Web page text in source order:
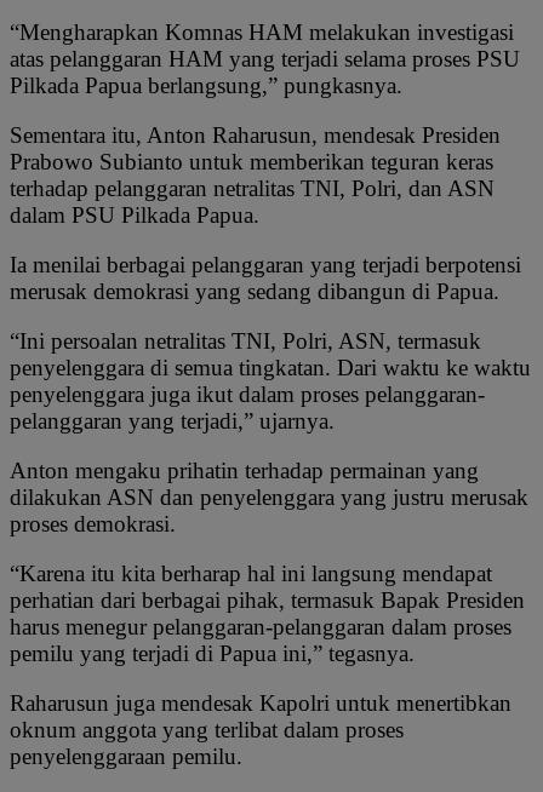
“Mengharapkan Komnas HAM melakukan investigasi
atas pelanggaran HAM yang terjadi selama proses PSU
Pilkada Papua berlangsung,” pungkasnya.
Sementara itu, Anton Raharusun, mendesak Presiden
Prabowo Subianto untuk memberikan teguran keras
terhadap pelanggaran netralitas TNI, Polri, dan ASN
dalam PSU Pilkada Papua.
Ia menilai berbagai pelanggaran yang terjadi berpotensi
merusak demokrasi yang sedang dibangun di Papua.
“Ini persoalan netralitas TNI, Polri, ASN, termasuk
penyelenggara di semua tingkatan. Dari waktu ke waktu
penyelenggara juga ikut dalam proses pelanggaran-
pelanggaran yang terjadi,” ujarnya.
Anton mengaku prihatin terhadap permainan yang
dilakukan ASN dan penyelenggara yang justru merusak
proses demokrasi.
“Karena itu kita berharap hal ini langsung mendapat
perhatian dari berbagai pihak, termasuk Bapak Presiden
harus menegur pelanggaran-pelanggaran dalam proses
pemilu yang terjadi di Papua ini,” tegasnya.
Raharusun juga mendesak Kapolri untuk menertibkan
oknum anggota yang terlibat dalam proses
penyelenggaraan pemilu.